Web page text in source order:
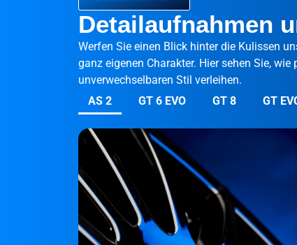
Detailaufnahmen
Werfen Sie einen Blick hinter die Kulissen
ganz eigenen Charakter. Hier sehen Sie,
unverwechselbaren Stil verleihen.
AS 2
GT 6 EVO GT 8 GT